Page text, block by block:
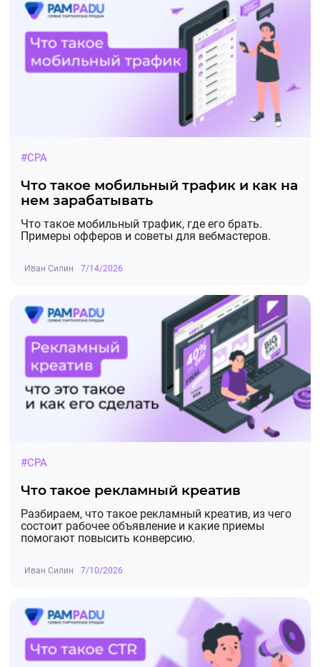
#CPA
Что такое мобильный трафик и как на
нем зарабатывать
Что такое мобильный трафик, где его брать.
Примеры офферов и советы для вебмастеров.
Иван Силин 7/14/2026
#CPA
Что такое рекламный креатив
Разбираем, что такое рекламный креатив, из чего
состоит рабочее объявление и какие приемы
помогают повысить конверсию.
Иван Силин 7/10/2026